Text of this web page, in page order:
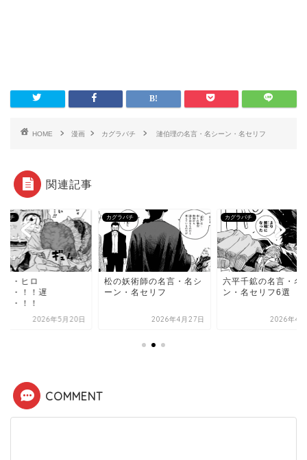
HOME 漫画 カグラバチ 漣伯理の名言・名シーン・名セリフ
関連記事
バチ
・・ヒロ
・・！！遅
・・！！
2026年5月20日
カグラバチ
松の妖術師の名言・名シ
ーン・名セリフ
2026年4月27日
カグラバチ
六平千鉱の名言・名
ン・名セリフ6選
2026年4
COMMENT